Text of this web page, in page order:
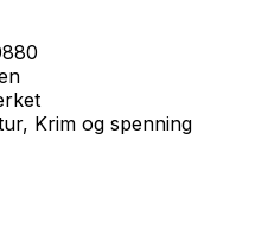
Krim og spenning